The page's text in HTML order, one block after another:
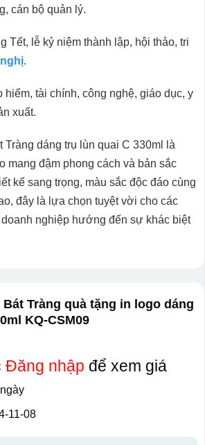
cán bộ quản lý.
Tết, lễ kỷ niệm thành lập, hội thảo, tri
.
hiểm, tài chính, công nghệ, giáo dục, y
xuất.
Tràng dáng trụ lùn quai C 330ml là
mang đậm phong cách và bản sắc
kế sang trọng, màu sắc độc đáo cùng
đây là lựa chọn tuyệt vời cho các
nghiệp hướng đến sự khác biệt
Tràng quà tặng in logo dáng
KQ-CSM09
Đăng nhập để xem giá
11-08